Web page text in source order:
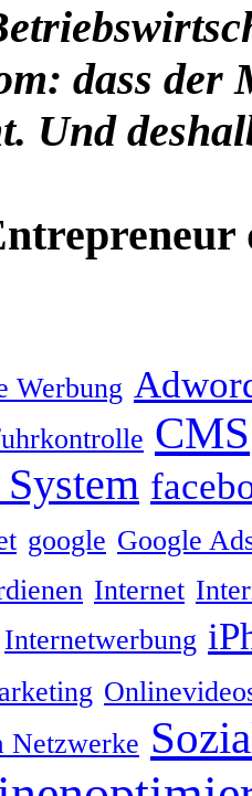
dass der
Und
Werbung
CMS
google Google
Internet
Internetwerbung
Netzwerke